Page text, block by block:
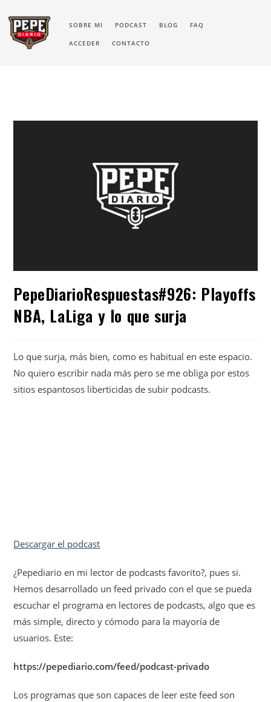
SOBRE MI PODCAST BLOG FAQ
ACCEDER CONTACTO
PepeDiarioRespuestas#926: Playoffs
NBA, LaLiga y lo que surja
Lo que surja, más bien, como es habitual en este espacio.
No quiero escribir nada más pero se me obliga por estos
sitios espantosos liberticidas de subir podcasts.
Descargar el podcast
¿Pepediario en mi lector de podcasts favorito?, pues si.
Hemos desarrollado un feed privado con el que se pueda
escuchar el programa en lectores de podcasts, algo que es
más simple, directo y cómodo para la mayoría de
usuarios. Este:
https://pepediario.com/feed/podcast-privado
Los programas que son capaces de leer este feed son